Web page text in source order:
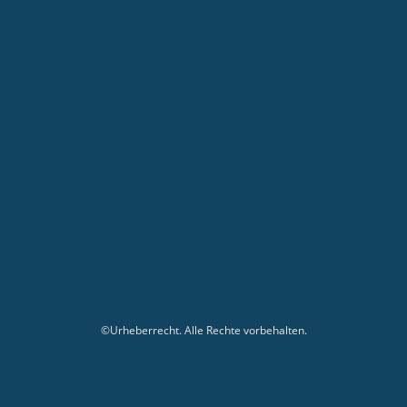
©Urheberrecht. Alle Rechte vorbehalten.